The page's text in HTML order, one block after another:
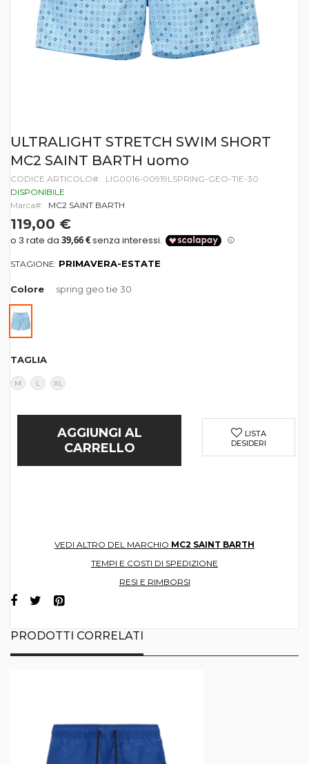
Vai
all'inizio
della
di
immagini
ULTRALIGHT STRETCH SWIM SHORT
MC2 SAINT BARTH uomo
CODICE ARTICOLO
LIG0016-00919LSPRING-GEO-TIE-30
DISPONIBILE
Marca
MC2 SAINT BARTH
119,00 €
STAGIONE: PRIMAVERA-ESTATE
Colore spring geo tie 30
TAGLIA
M L XL
AGGIUNGI AL
CARRELLO
LISTA
DESIDERI
VEDI ALTRO DEL MARCHIO MC2 SAINT BARTH
TEMPI E COSTI DI SPEDIZIONE
RESI E RIMBORSI
PRODOTTI CORRELATI